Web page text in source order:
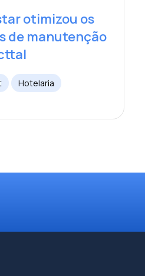
otimizou os
de manutenção
Hotelaria